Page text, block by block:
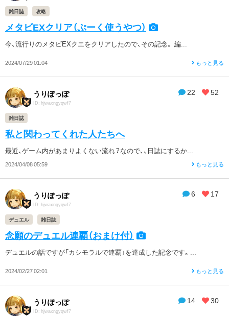
雑日誌 攻略
メタビEXクリア（ぷーく使うやつ）
今、流行りのメタビEXクエをクリアしたので、その記念。 編...
2024/07/29 01:04 もっと見る
22 52
うりぽっぽ
ID: hjwaxngyqwf7
雑日誌
私と関わってくれた人たちへ
最近、ゲーム内があまりよくない流れ？なので、、日誌にするか...
2024/04/08 05:59 もっと見る
6 17
うりぽっぽ
ID: hjwaxngyqwf7
デュエル 雑日誌
念願のデュエル連覇（おまけ付）
デュエルの話ですが「カシモラルで連覇」を達成した記念です。...
2024/02/27 02:01 もっと見る
14 30
うりぽっぽ
ID: hjwaxngyqwf7